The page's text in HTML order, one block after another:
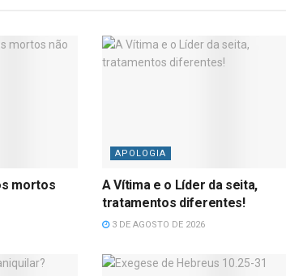
mortos
APOLOGIA
A Vítima e o Líder da seita,
tratamentos diferentes!
3 DE AGOSTO DE 2026